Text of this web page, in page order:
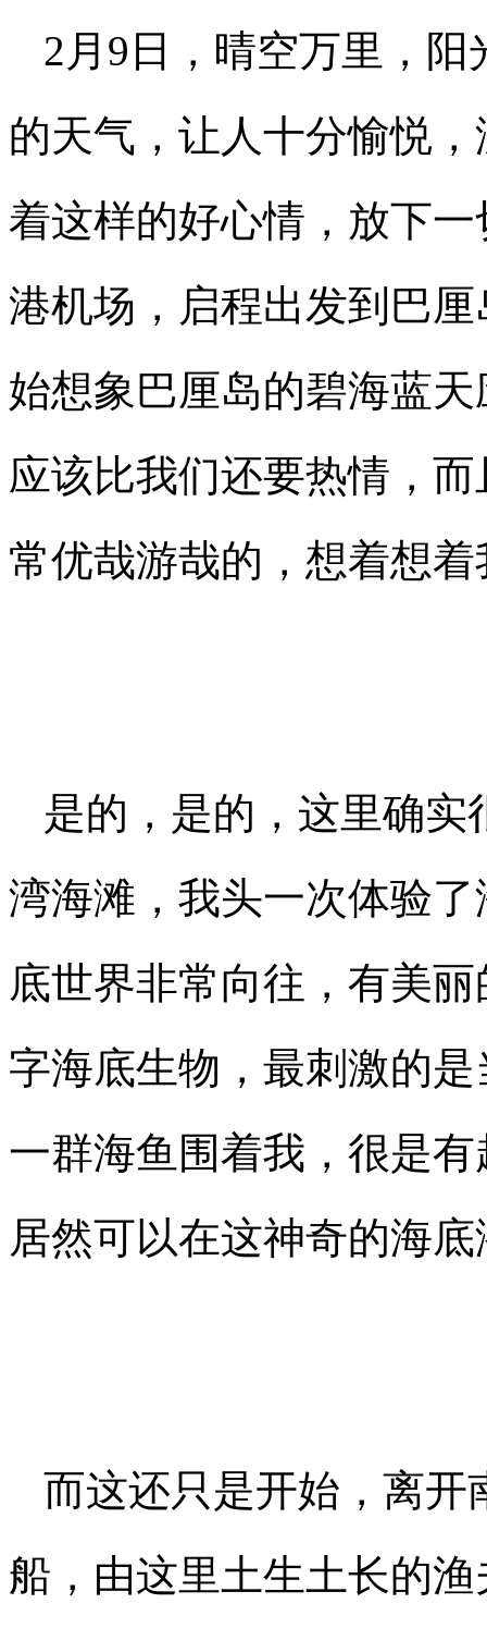
2月9日，晴空万里，
的天气，让人十分愉悦
着这样的好心情，放下
港机场，启程出发到巴
始想象巴厘岛的碧海蓝
应该比我们还要热情，
常优哉游哉的，想着想
是的，是的，这里确
湾海滩，我头一次体验
底世界非常向往，有美
字海底生物，最刺激的
一群海鱼围着我，很是
居然可以在这神奇的海
而这还只是开始，离开
船，由这里土生土长的